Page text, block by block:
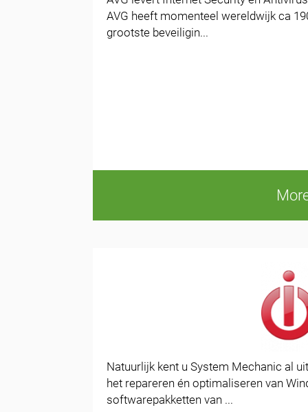
AVG heeft momenteel wereldwijk ca
grootste beveiligin...
Natuurlijk kent u System Mechanic al
het repareren én optimaliseren van
softwarepakketten van ...